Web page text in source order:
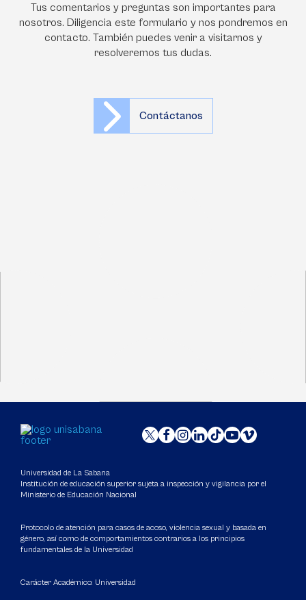
Tus comentarios y preguntas son importantes para
nosotros. Diligencia este formulario y nos pondremos en
contacto. También puedes venir a visitarnos y
resolveremos tus dudas.
Contáctanos
Universidad de La Sabana
Institución de educación superior sujeta a inspección y vigilancia por el
Ministerio de Educación Nacional
Protocolo de atención para casos de acoso, violencia sexual y basada en
género, así como de comportamientos contrarios a los principios
fundamentales de la Universidad
Carácter Académico: Universidad